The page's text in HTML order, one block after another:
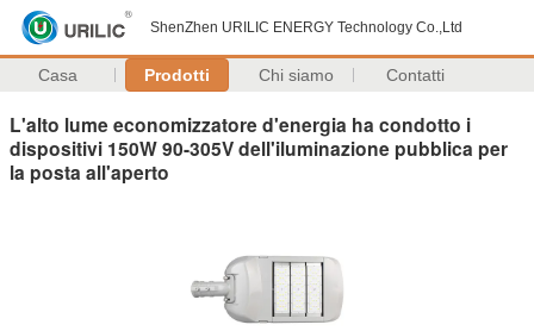
ShenZhen URILIC ENERGY Technology Co.,Ltd
Casa Prodotti Chi siamo Contatti
L'alto lume economizzatore d'energia ha condotto i
dispositivi 150W 90-305V dell'iluminazione pubblica per
la posta all'aperto